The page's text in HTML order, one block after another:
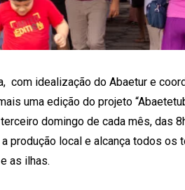
com idealização do Abaetur e
uma edição do projeto
domingo de cada mês, das
produção local e alcança todos
as ilhas.